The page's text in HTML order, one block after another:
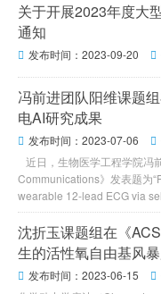
关于开展2023年度大
通知
 发布时间：2023-09-20 
冯前进团队阳维课题
电AI研究成果
 发布时间：2023-07-06 
近日，生物医学工程学院冯
Communications》发表题为
wearable 12-lead ECG via
沈折玉课题组在《
生的活性氧自由基风
 发布时间：2023-06-15 